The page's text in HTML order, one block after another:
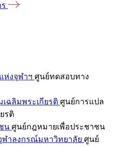
ห่งจุฬาฯ ศูนย์ทดสอบทาง
ฉลิมพระเกียรติ ศูนย์การแปล
รติ
น ศูนย์กฎหมายเพื่อประชาชน
ฬาลงกรณ์มหาวิทยาลัย ศูนย์